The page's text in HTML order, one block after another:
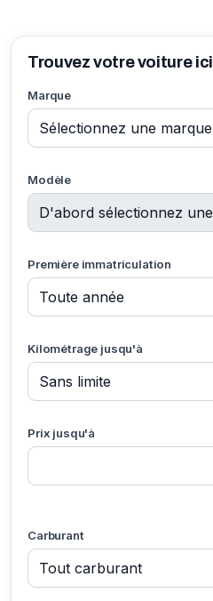
Trouvez votre voiture ici
Marque
Modèle
Première immatriculation
Kilométrage jusqu'à
Prix jusqu'à
Carburant